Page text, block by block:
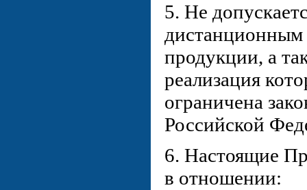
5. Не
дистанционным
продукции, а
реализация
ограничена
Российской
6. Настоящие
в отношении: